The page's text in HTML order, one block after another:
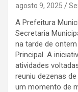
agosto 9, 2025
A Prefeitura
Secretaria
na tarde de
Principal. A
atividades
reuniu dezenas
um momento de